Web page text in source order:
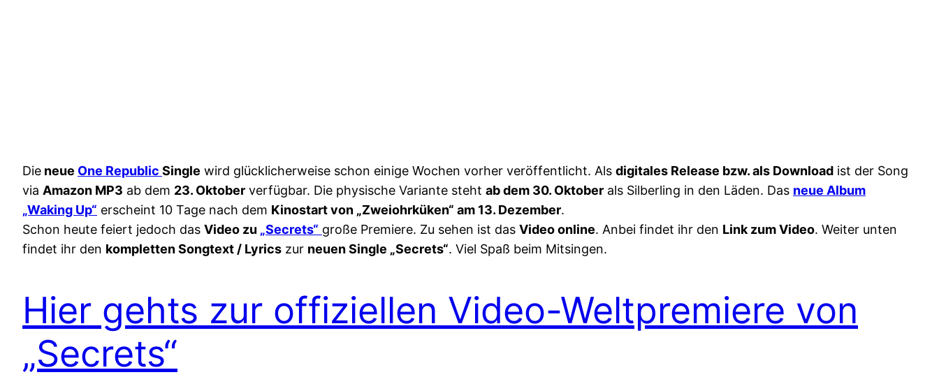
Die neue One Republic Single wird glücklicherweise schon einige Wochen vorher veröffentlicht. Als digitales Release bzw. als Download ist der Song
via Amazon MP3 ab dem 23. Oktober verfügbar. Die physische Variante steht ab dem 30. Oktober als Silberling in den Läden. Das neue Album
„Waking Up“ erscheint 10 Tage nach dem Kinostart von „Zweiohrküken“ am 13. Dezember.
Schon heute feiert jedoch das Video zu „Secrets“ große Premiere. Zu sehen ist das Video online. Anbei findet ihr den Link zum Video. Weiter unten
findet ihr den kompletten Songtext / Lyrics zur neuen Single „Secrets“. Viel Spaß beim Mitsingen.
Hier gehts zur offiziellen Video-Weltpremiere von
„Secrets“